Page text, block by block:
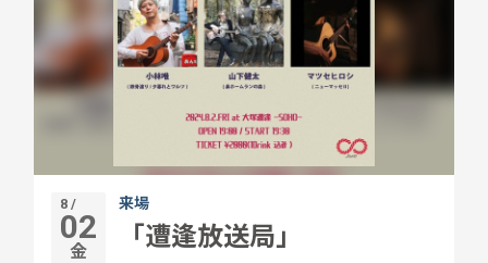
8 /
02
金
来場
「遭逢放送局」